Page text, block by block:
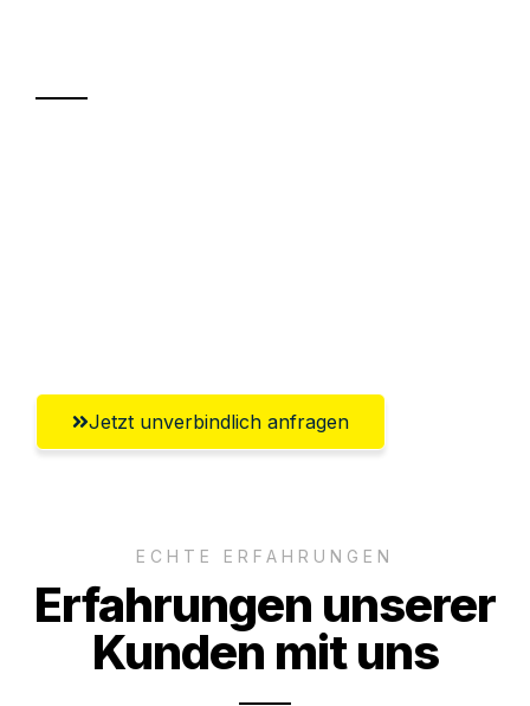
Jetzt unverbindlich anfragen
ECHTE ERFAHRUNGEN
Erfahrungen unserer
Kunden mit uns